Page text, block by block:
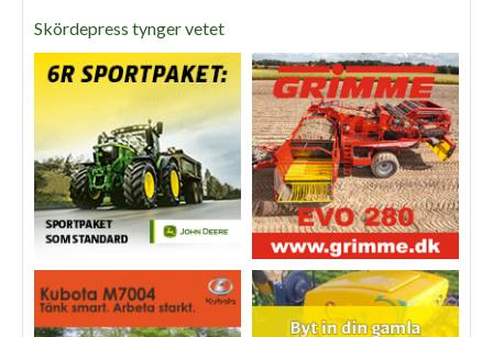
Skördepress tynger vetet